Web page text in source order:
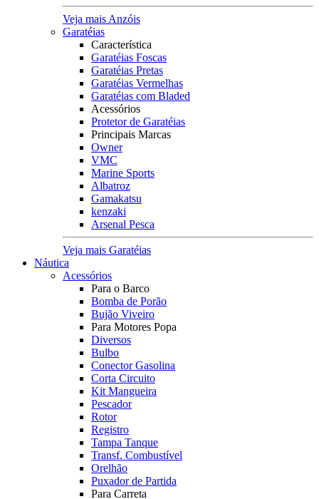
Veja mais Anzóis
Garatéias
Característica
Garatéias Foscas
Garatéias Pretas
Garatéias Vermelhas
Garatéias com Bladed
Acessórios
Protetor de Garatéias
Principais Marcas
Owner
VMC
Marine Sports
Albatroz
Gamakatsu
kenzaki
Arsenal Pesca
Veja mais Garatéias
Náutica
Acessórios
Para o Barco
Bomba de Porão
Bujão Viveiro
Para Motores Popa
Diversos
Bulbo
Conector Gasolina
Corta Circuito
Kit Mangueira
Pescador
Rotor
Registro
Tampa Tanque
Transf. Combustível
Orelhão
Puxador de Partida
Para Carreta